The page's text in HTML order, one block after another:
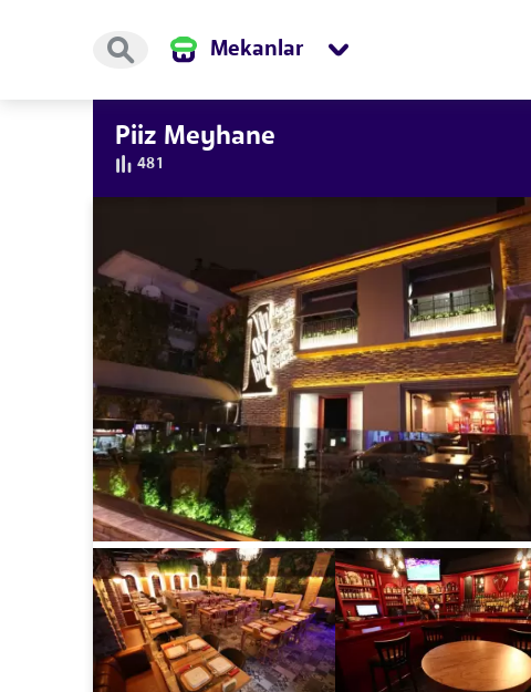
Mekanlar
Piiz Meyhane
481